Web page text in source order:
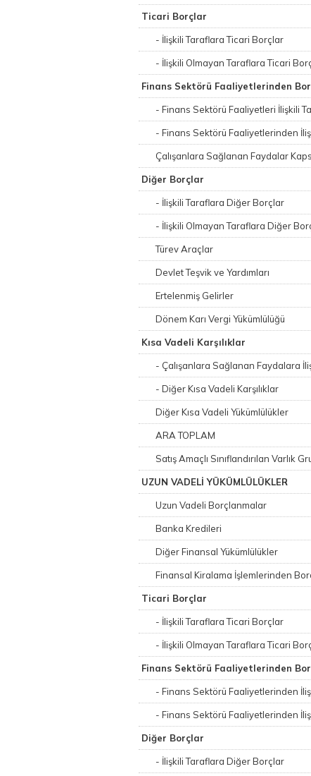
Ticari Borçlar
- İlişkili Taraflara Ticari Borçlar
- İlişkili Olmayan Taraflara Ticari
Finans Sektörü Faaliyetlerinden
- Finans Sektörü Faaliyetleri İlişkili
- Finans Sektörü Faaliyetlerinden
Çalışanlara Sağlanan Faydalar
Diğer Borçlar
- İlişkili Taraflara Diğer Borçlar
- İlişkili Olmayan Taraflara Diğer
Türev Araçlar
Devlet Teşvik ve Yardımları
Ertelenmiş Gelirler
Dönem Karı Vergi Yükümlülüğü
Kısa Vadeli Karşılıklar
- Çalışanlara Sağlanan Faydalara
- Diğer Kısa Vadeli Karşılıklar
Diğer Kısa Vadeli Yükümlülükler
ARA TOPLAM
Satış Amaçlı Sınıflandırılan Varlık
UZUN VADELİ YÜKÜMLÜLÜKLER
Uzun Vadeli Borçlanmalar
Banka Kredileri
Diğer Finansal Yükümlülükler
Finansal Kiralama İşlemlerinden
Ticari Borçlar
- İlişkili Taraflara Ticari Borçlar
- İlişkili Olmayan Taraflara Ticari
Finans Sektörü Faaliyetlerinden
- Finans Sektörü Faaliyetlerinden
- Finans Sektörü Faaliyetlerinden
Diğer Borçlar
- İlişkili Taraflara Diğer Borçlar